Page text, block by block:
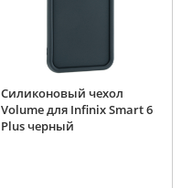
Силиконовый чехол
Volume для Infinix Smart 6
Plus черный